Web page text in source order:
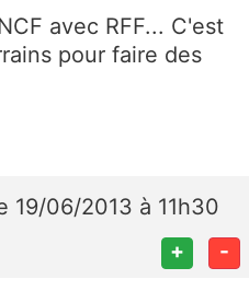
avec RFF... C'est
pour faire des
19/06/2013 à 11h30
+ -